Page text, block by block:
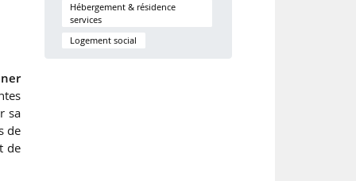
sa
de
de
Hébergement & résidence
services
Logement social